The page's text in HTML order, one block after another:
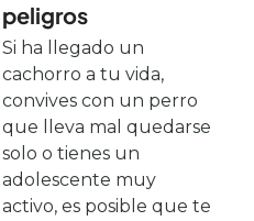
peligros
Si ha llegado un
cachorro a tu vida,
convives con un perro
que lleva mal quedarse
solo o tienes un
adolescente muy
activo, es posible que te